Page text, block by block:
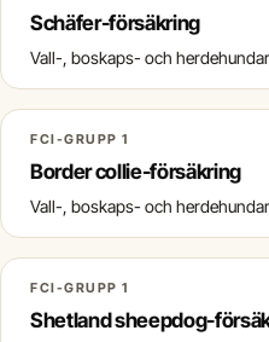
Schäfer-försäkring
Vall-, boskaps- och herdehundar
FCI-GRUPP 1
Border collie-försäkring
Vall-, boskaps- och herdehundar
FCI-GRUPP 1
Shetland sheepdog-